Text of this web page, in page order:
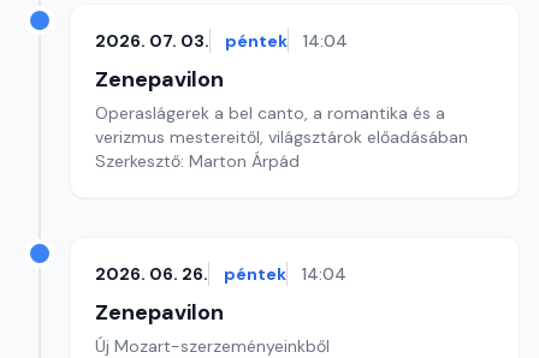
2026. 07. 03. péntek 14:04
Zenepavilon
Operaslágerek a bel canto, a romantika és a
verizmus mestereitől, világsztárok előadásában
Szerkesztő: Marton Árpád
2026. 06. 26. péntek 14:04
Zenepavilon
Új Mozart-szerzeményeinkből